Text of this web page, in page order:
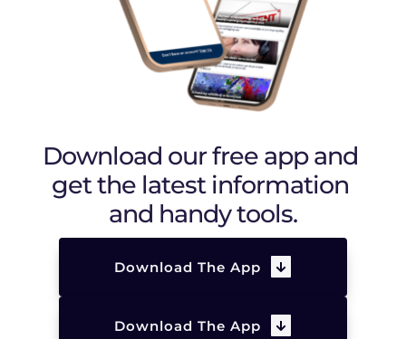
Download our free app and
get the latest information
and handy tools.
Download The App
Download The App